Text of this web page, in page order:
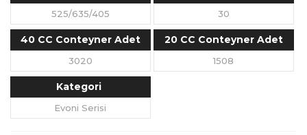
525/635/405 30
40 CC Conteyner Adet
3020
20 CC Conteyner Adet
1508
Kategori
Evoni Serisi